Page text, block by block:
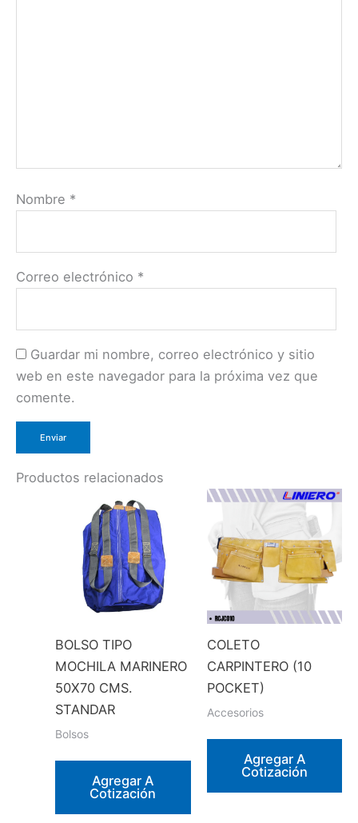
Nombre *
Correo electrónico *
Guardar mi nombre, correo electrónico y sitio
web en este navegador para la próxima vez que
comente.
Productos relacionados
BOLSO TIPO
MOCHILA MARINERO
50X70 CMS.
STANDAR
Bolsos
Agregar A
Cotización
COLETO
CARPINTERO (10
POCKET)
Accesorios
Agregar A
Cotización